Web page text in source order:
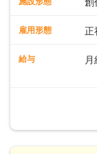
らず、テニスコ
たちと一緒に、
雇用形態 正
給与
▼
▼
【